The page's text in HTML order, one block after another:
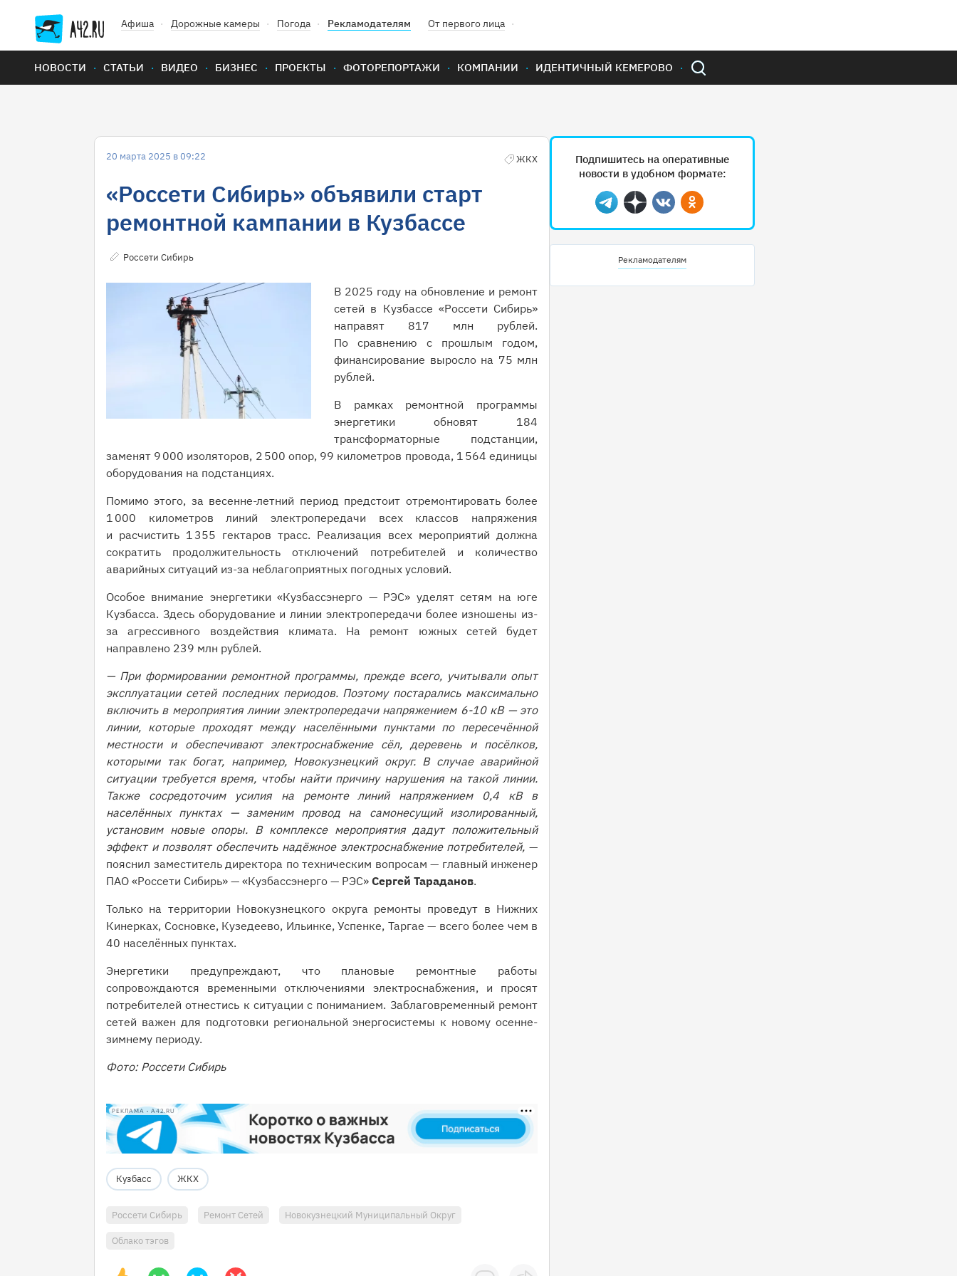
Афиша Дорожные камеры Погода Рекламодателям От первого лица
НОВОСТИ СТАТЬИ ВИДЕО БИЗНЕС ПРОЕКТЫ ФОТОРЕПОРТАЖИ КОМПАНИИ ИДЕНТИЧНЫЙ КЕМЕРОВО
20 марта 2025 в 09:22 ЖКХ
«Россети Сибирь» объявили старт
ремонтной кампании в Кузбассе
Россети Сибирь
В 2025 году на обновление и ремонт
сетей в Кузбассе «Россети Сибирь»
направят 817 млн рублей.
По сравнению с прошлым годом,
финансирование выросло на 75 млн
рублей.
В рамках ремонтной программы
энергетики обновят 184
трансформаторные подстанции,
заменят 9 000 изоляторов, 2 500 опор, 99 километров провода, 1 564 единицы
оборудования на подстанциях.
Помимо этого, за весенне-летний период предстоит отремонтировать более
1 000 километров линий электропередачи всех классов напряжения
и расчистить 1 355 гектаров трасс. Реализация всех мероприятий должна
сократить продолжительность отключений потребителей и количество
аварийных ситуаций из-за неблагоприятных погодных условий.
Особое внимание энергетики «Кузбассэнерго — РЭС» уделят сетям на юге
Кузбасса. Здесь оборудование и линии электропередачи более изношены из-
за агрессивного воздействия климата. На ремонт южных сетей будет
направлено 239 млн рублей.
— При формировании ремонтной программы, прежде всего, учитывали опыт
эксплуатации сетей последних периодов. Поэтому постарались максимально
включить в мероприятия линии электропередачи напряжением 6-10 кВ — это
линии, которые проходят между населёнными пунктами по пересечённой
местности и обеспечивают электроснабжение сёл, деревень и посёлков,
которыми так богат, например, Новокузнецкий округ. В случае аварийной
ситуации требуется время, чтобы найти причину нарушения на такой линии.
Также сосредоточим усилия на ремонте линий напряжением 0,4 кВ в
населённых пунктах — заменим провод на самонесущий изолированный,
установим новые опоры. В комплексе мероприятия дадут положительный
эффект и позволят обеспечить надёжное электроснабжение потребителей, —
пояснил заместитель директора по техническим вопросам — главный инженер
ПАО «Россети Сибирь» — «Кузбассэнерго — РЭС» Сергей Тараданов.
Только на территории Новокузнецкого округа ремонты проведут в Нижних
Кинерках, Сосновке, Кузедеево, Ильинке, Успенке, Таргае — всего более чем в
40 населённых пунктах.
Энергетики предупреждают, что плановые ремонтные работы
сопровождаются временными отключениями электроснабжения, и просят
потребителей отнестись к ситуации с пониманием. Заблаговременный ремонт
сетей важен для подготовки региональной энергосистемы к новому осенне-
зимнему периоду.
Фото: Россети Сибирь
РЕКЛАМА • A42.RU
Кузбасс ЖКХ
Россети Сибирь Ремонт Сетей Новокузнецкий Муниципальный Округ
Облако тэгов
Подпишитесь на оперативные
новости в удобном формате:
Telegram
ДзенВконтактеОдноклассники
Рекламодателям